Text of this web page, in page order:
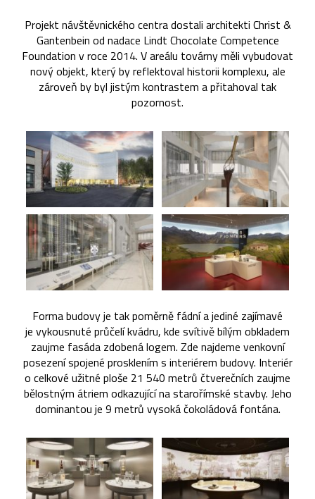
Projekt návštěvnického centra dostali architekti Christ &
Gantenbein od nadace Lindt Chocolate Competence
Foundation v roce 2014. V areálu továrny měli vybudovat
nový objekt, který by reflektoval historii komplexu, ale
zároveň by byl jistým kontrastem a přitahoval tak
pozornost.
Forma budovy je tak poměrně fádní a jediné zajímavé
je vykousnuté průčelí kvádru, kde svítivě bílým obkladem
zaujme fasáda zdobená logem. Zde najdeme venkovní
posezení spojené prosklením s interiérem budovy. Interiér
o celkové užitné ploše 21 540 metrů čtverečních zaujme
bělostným átriem odkazující na starořímské stavby. Jeho
dominantou je 9 metrů vysoká čokoládová fontána.